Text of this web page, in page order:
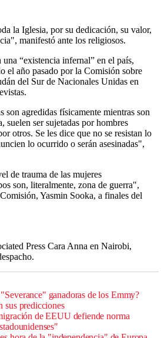
la Iglesia, por su dedicación, su valor,
manifestó ante los religiosos.
“existencia infernal” en el país,
el año pasado por la Comisión sobre
del Sur de Nacionales Unidas en
son agredidas físicamente mientras son
suelen ser sujetadas por hombres
otros. Se les dice que no se resistan lo
lo ocurrido o serán asesinadas",
de trauma de las mujeres
son, literalmente, zona de guerra",
Yasmin Sooka, a finales del
Press Cara Anna en Nairobi,
ganadoras de los Emmy?
sus predicciones
de EEUU defiende norma